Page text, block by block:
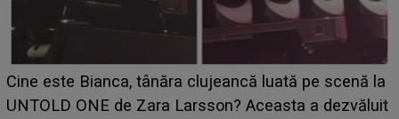
HOROSCOP 11 august 2026. Marte intră în Rac și
aduce tensiuni uriașe pentru o zodie! Conflictele